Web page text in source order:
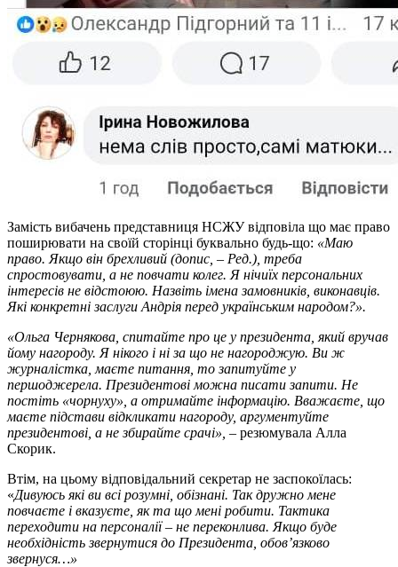
Замість вибачень представниця НСЖУ відповіла що має право
поширювати на своїй сторінці буквально будь-що: «Маю
право. Якщо він брехливий (допис, – Ред.), треба
спростовувати, а не повчати колег. Я нічиїх персональних
інтересів не відстоюю. Назвіть імена замовників, виконавців.
Які конкретні заслуги Андрія перед українським народом?».
«Ольга Чернякова, спитайте про це у президента, який вручав
йому нагороду. Я нікого і ні за що не нагороджую. Ви ж
журналістка, маєте питання, то запитуйте у
першоджерела. Президентові можна писати запити. Не
постіть «чорнуху», а отримайте інформацію. Вважаєте, що
маєте підстави відкликати нагороду, аргументуйте
президентові, а не збирайте срачі», – резюмувала Алла
Скорик.
Втім, на цьому відповідальний секретар не заспокоїлась:
«Дивуюсь які ви всі розумні, обізнані. Так дружно мене
повчаєте і вказуєте, як та що мені робити. Тактика
переходити на персоналії – не переконлива. Якщо буде
необхідність звернутися до Президента, обов’язково
звернуся…»